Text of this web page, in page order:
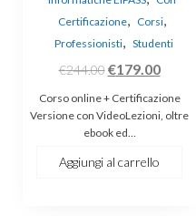
Certificazione, Corsi,
Professionisti, Studenti
€244.00 Il
prezzo
originale
era:
€244.00.
€179.00Il
prezzo
attuale
Corso online + Certificazione
Versione con VideoLezioni, oltre
ebook ed…
Aggiungi al carrello